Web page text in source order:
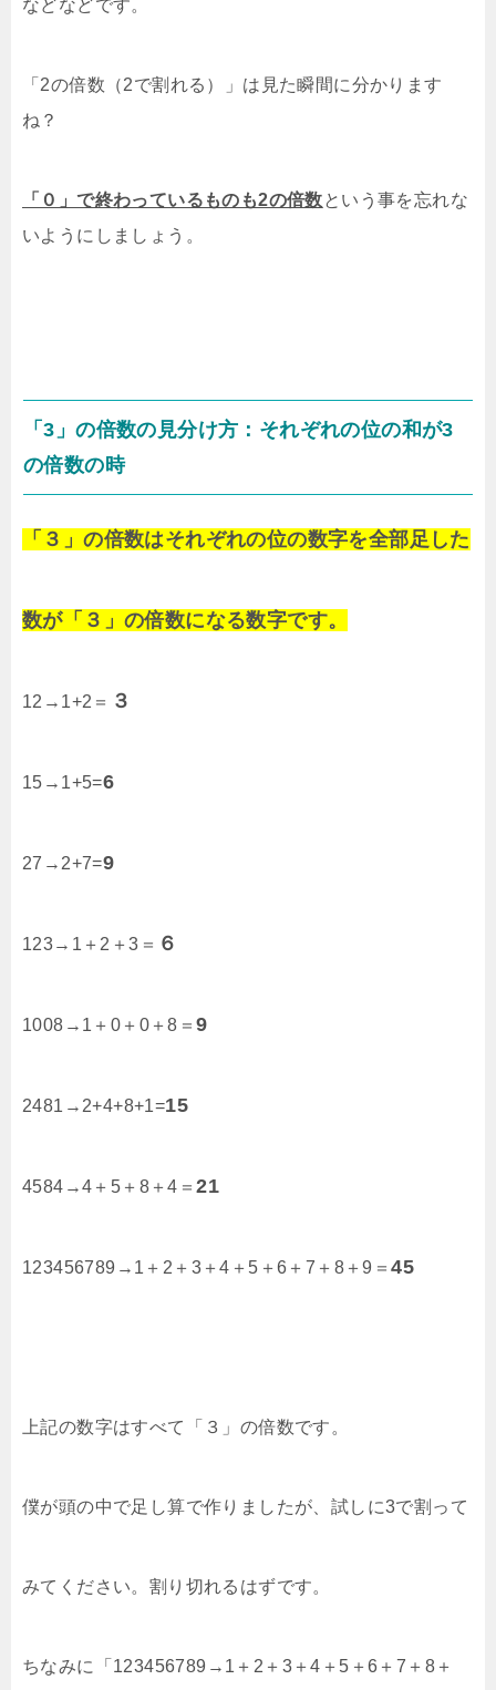
などなどです。
「2の倍数（2で割れる）」は見た瞬間に分かります
ね？
「０」で終わっているものも2の倍数という事を忘れな
いようにしましょう。
「3」の倍数の見分け方：それぞれの位の和が3
の倍数の時
「３」の倍数はそれぞれの位の数字を全部足した
数が「３」の倍数になる数字です。
12→1+2＝ ３
15→1+5=6
27→2+7=9
123→1＋2＋3＝ ６
1008→1＋0＋0＋8＝9
2481→2+4+8+1=15
4584→4＋5＋8＋4＝21
123456789→1＋2＋3＋4＋5＋6＋7＋8＋9＝45
上記の数字はすべて「３」の倍数です。
僕が頭の中で足し算で作りましたが、試しに3で割って
みてください。割り切れるはずです。
ちなみに「123456789→1＋2＋3＋4＋5＋6＋7＋8＋